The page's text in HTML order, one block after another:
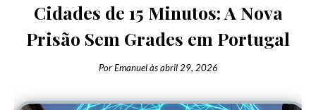
Cidades de 15 Minutos: A Nova
Prisão Sem Grades em Portugal
Por Emanuel àsabril 29, 2026